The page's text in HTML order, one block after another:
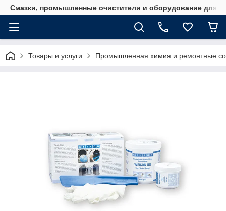
Смазки, промышленные очистители и оборудование для
Товары и услуги Промышленная химия и ремонтные